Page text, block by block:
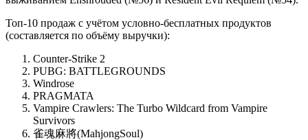
Топ-10 продаж с учётом условно-бесплатных продуктов
(составляется по объёму выручки):
Counter-Strike 2
PUBG: BATTLEGROUNDS
Windrose
PRAGMATA
Vampire Crawlers: The Turbo Wildcard from Vampire
Survivors
雀魂麻將(MahjongSoul)